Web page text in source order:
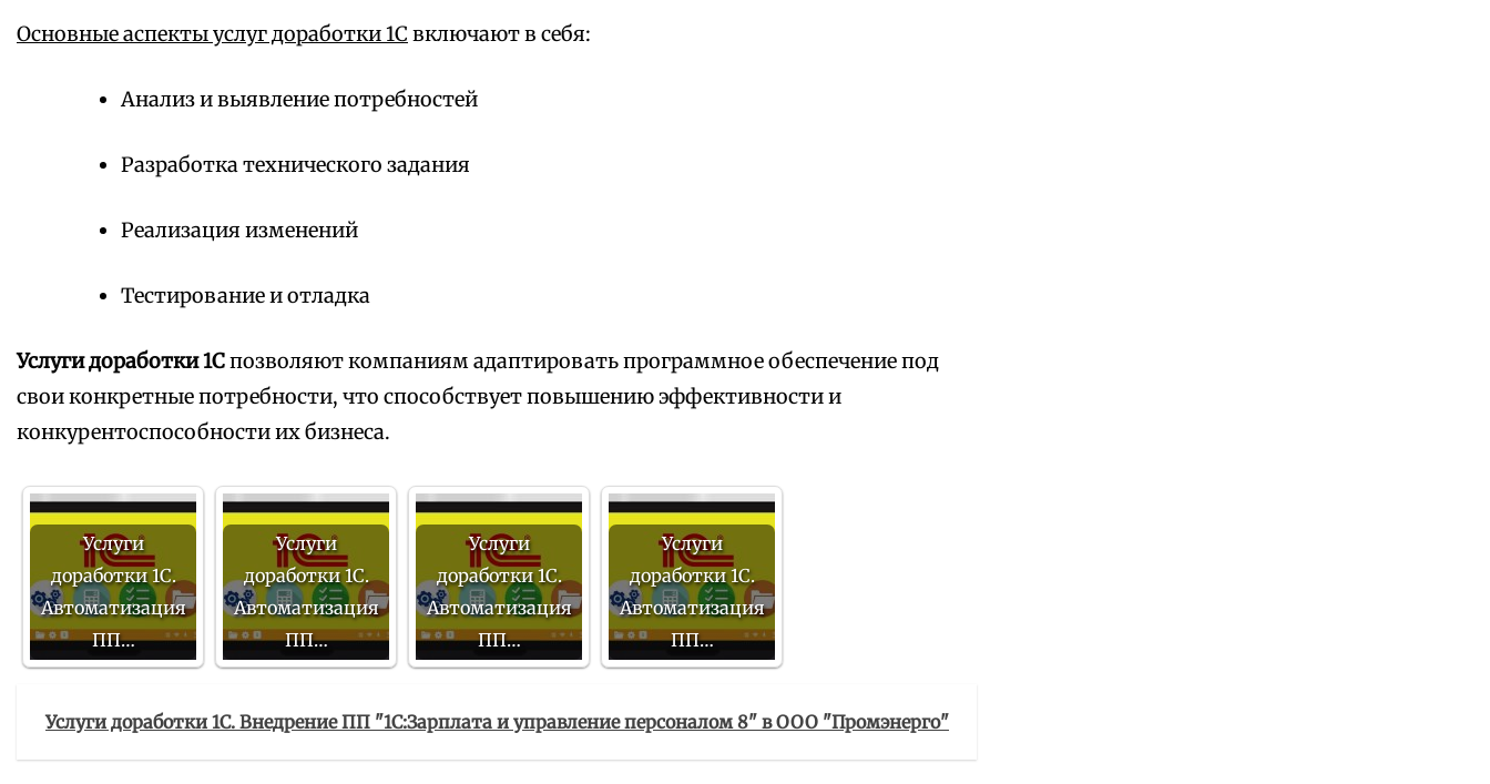
Основные аспекты услуг доработки 1С включают в себя:
Анализ и выявление потребностей
Разработка технического задания
Реализация изменений
Тестирование и отладка
Услуги доработки 1Спозволяют компаниям адаптировать программное обеспечение под
свои конкретные потребности, что способствует повышению эффективности и
конкурентоспособности их бизнеса.
Услуги
доработки 1С.
Автоматизация
ПП…
Услуги
доработки 1С.
Автоматизация
ПП…
Услуги
доработки 1С.
Автоматизация
ПП…
Услуги
доработки 1С.
Автоматизация
ПП…
Услуги доработки 1С. Внедрение ПП "1С:Зарплата и управление персоналом 8" в ООО "Промэнерго"